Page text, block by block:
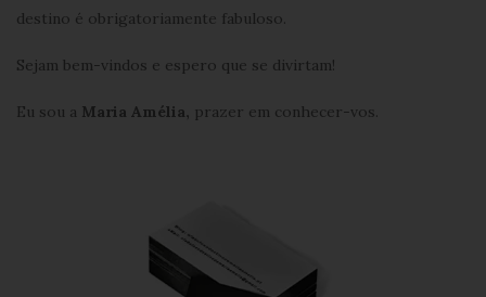
destino é obrigatoriamente fabuloso.
Sejam bem-vindos e espero que se divirtam!
Eu sou a Maria Amélia, prazer em conhecer-vos.